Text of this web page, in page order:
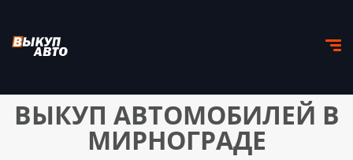
ВЫКУП АВТОМОБИЛЕЙ В
МИРНОГРАДЕ